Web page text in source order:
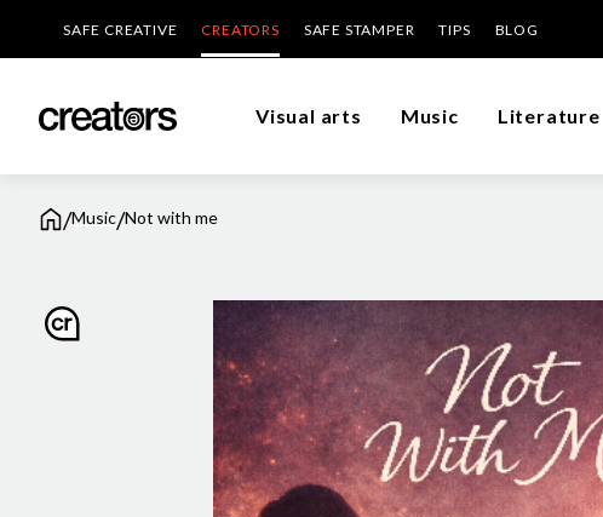
SAFE CREATIVE CREATORS SAFE STAMPER TIPS BLOG
Visual arts Music Literature
/Music/Not with me